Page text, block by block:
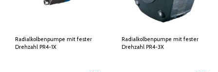
Radialkolbenpumpe mit fester
Drehzahl PR4-1X
Radialkolbenpumpe mit fester
Drehzahl PR4-3X